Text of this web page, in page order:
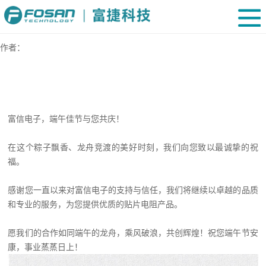
作者：
富信电子，端午佳节与您共庆！
在这个粽子飘香、龙舟竞渡的美好时刻，我们向您致以最诚挚的祝
福。
感谢您一直以来对富信电子的支持与信任，我们将继续以卓越的品质
和专业的服务，为您提供优质的贴片电阻产品。
愿我们的合作如同端午的龙舟，乘风破浪，共创辉煌！祝您端午节安
康，事业蒸蒸日上！